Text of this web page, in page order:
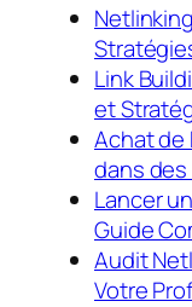
Link
et
Achat de
dans
Lancer
Guide
Audit
Votre